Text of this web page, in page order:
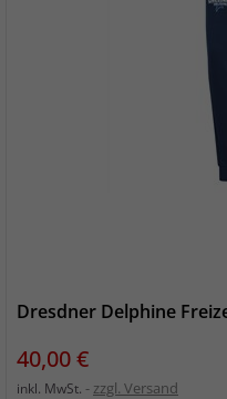
Dresdner Delphine
Preis
40,00 €
inkl. MwSt. zzgl. Versand